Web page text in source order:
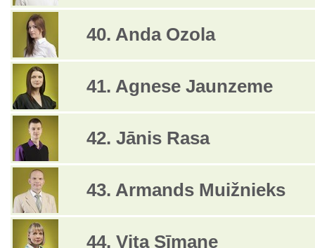
40. Anda Ozola
41. Agnese Jaunzeme
42. Jānis Rasa
43. Armands Muižnieks
44. Vita Sīmane